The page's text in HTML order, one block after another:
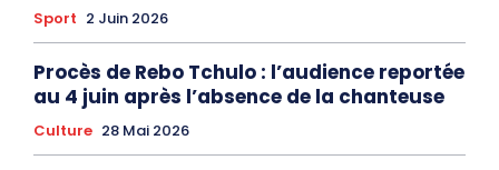
Sport 2 Juin 2026
Procès de Rebo Tchulo : l’audience reportée
au 4 juin après l’absence de la chanteuse
Culture 28 Mai 2026